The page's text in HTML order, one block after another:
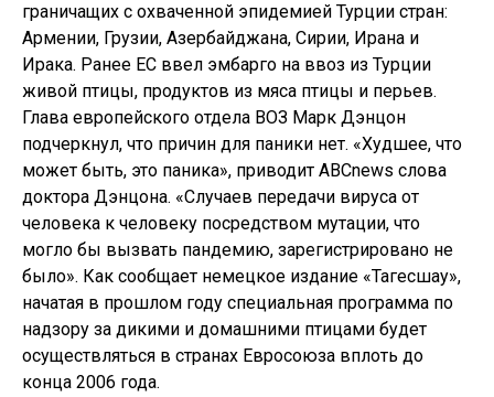
граничащих с охваченной эпидемией Турции стран:
Армении, Грузии, Азербайджана, Сирии, Ирана и
Ирака. Ранее ЕС ввел эмбарго на ввоз из Турции
живой птицы, продуктов из мяса птицы и перьев.
Глава европейского отдела ВОЗ Марк Дэнцон
подчеркнул, что причин для паники нет. «Худшее, что
может быть, это паника», приводит ABCnews слова
доктора Дэнцона. «Случаев передачи вируса от
человека к человеку посредством мутации, что
могло бы вызвать пандемию, зарегистрировано не
было». Как сообщает немецкое издание «Тагесшау»,
начатая в прошлом году специальная программа по
надзору за дикими и домашними птицами будет
осуществляться в странах Евросоюза вплоть до
конца 2006 года.